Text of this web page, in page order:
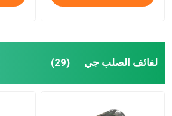
لفائف الصلب جي (29)